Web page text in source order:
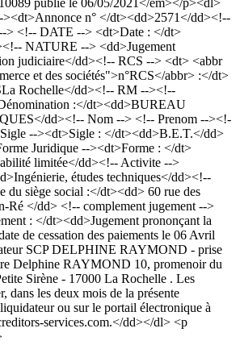
><dt>Annonce n° </dt><dd>2571</dd><!--
> <!-- DATE --> <dt>Date : </dt>
NATURE --> <dd>Jugement
judiciaire</dd><!-- RCS --> <dt> <abbr
et des sociétés">n°RCS</abbr> :</dt>
Rochelle</dd><!-- RM --><!--
:</dt><dd>BUREAU
dd><!-- Nom --> <!-- Prenom --><!-
--><dt>Sigle : </dt><dd>B.E.T.</dd>
Juridique --><dt>Forme : </dt>
limitée</dd><!-- Activite -->
études techniques</dd><!--
du siège social :</dt><dd> 60 rue des
Ré </dd> <!-- complement jugement -->
: </dt><dd>Jugement prononçant la
de cessation des paiements le 06 Avril
SCP DELPHINE RAYMOND - prise
Delphine RAYMOND 10, promenoir du
Sirène - 17000 La Rochelle . Les
dans les deux mois de la présente
ou sur le portail électronique à
services.com.</dd></dl> <p